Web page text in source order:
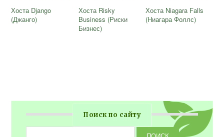
Хоста Django
(Джанго)
Хоста Risky
Business (Риски
Бизнес)
Хоста Niagara Falls
(Ниагара Фоллс)
Поиск по сайту